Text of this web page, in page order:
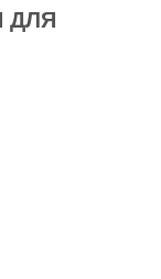
ДЛЯ